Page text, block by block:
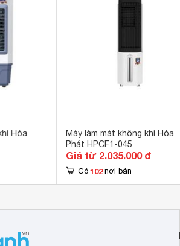
bền bỉ
bị công suất 165W với động cơ đồng
để lựa chọn theo nhu cầu làm mát
Hòa
Máy làm mát không khí Hòa
Phát HPCF1-045
Giá từ 2.035.000 đ
Có 102 nơi bán